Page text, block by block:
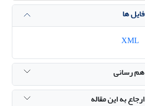
فایل ها
هم رسانی
ارجاع به این مقاله